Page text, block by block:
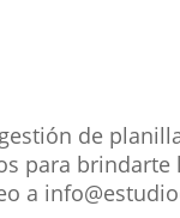
de
para
a